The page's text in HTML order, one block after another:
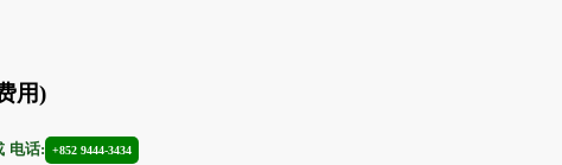
用)
电话: +852 9444-3434